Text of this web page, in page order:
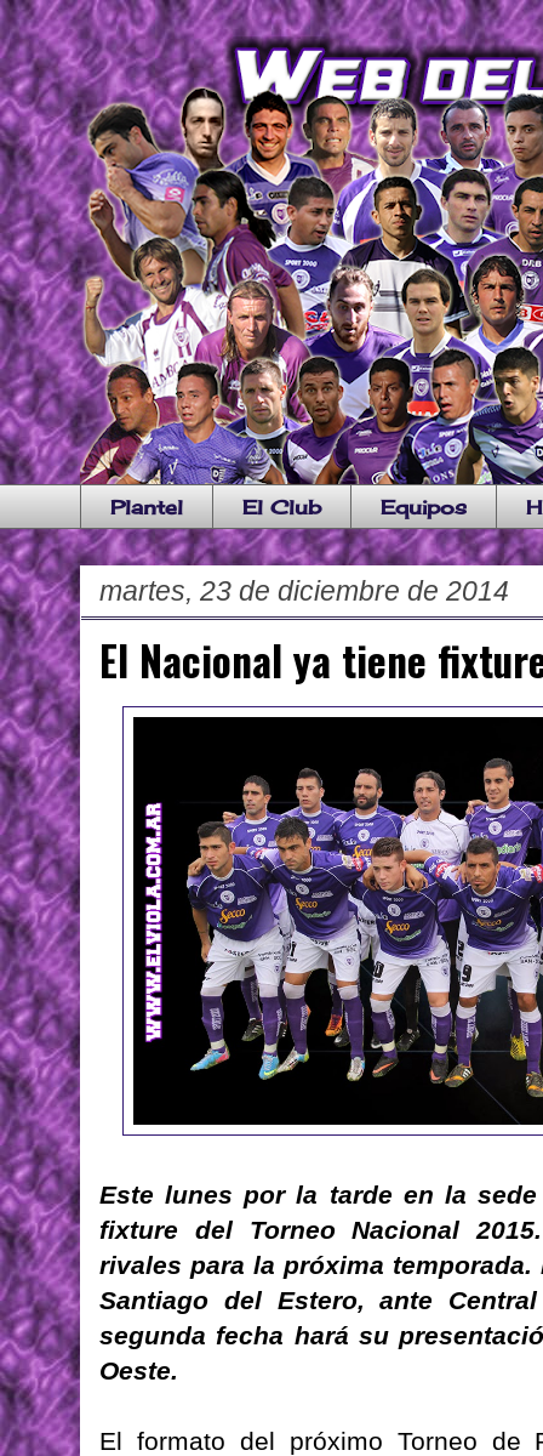
Plantel El Club Equipos
martes, 23 de diciembre de 2014
El Nacional ya tiene
Este lunes por la tarde en la
fixture del Torneo Nacional
rivales para la próxima
Santiago del Estero, ante
segunda fecha hará su
Oeste.
El formato del próximo Torneo de